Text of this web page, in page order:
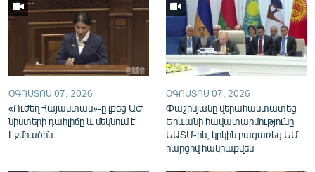
ՕԳՈՍՏՈՍ 07, 2026
«Ուժեղ Հայաստան»-ը լքեց ԱԺ
նիստերի դահլիճը և մեկնում է
Էջմիածին
ՕԳՈՍՏՈՍ 07, 2026
Փաշինյանը վերահաստատեց
Երևանի հավատարմությունը
ԵԱՏՄ-ին, կրկին բացառեց ԵՄ
հարցով հանրաքվեն